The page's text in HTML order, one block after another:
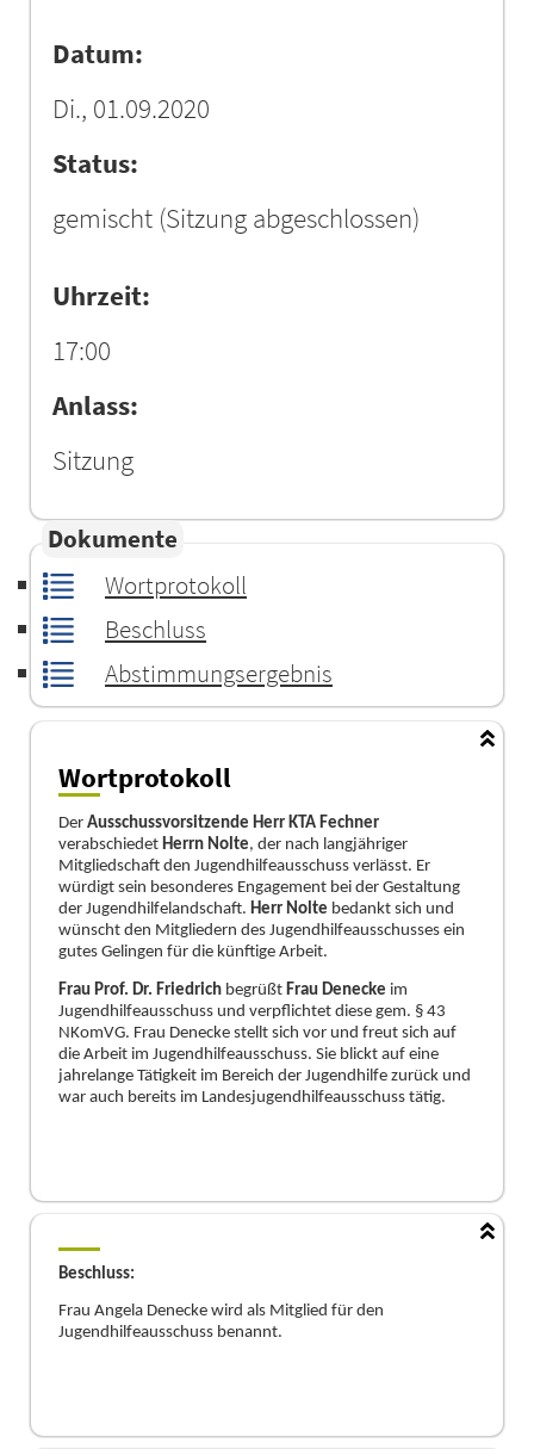
Datum:
Di., 01.09.2020
Status:
gemischt (Sitzung abgeschlossen)
Uhrzeit:
17:00
Anlass:
Sitzung
Dokumente
Wortprotokoll
Beschluss
Abstimmungsergebnis
Wortprotokoll
Der Ausschussvorsitzende Herr KTA Fechner
verabschiedet Herrn Nolte, der nach langjähriger
Mitgliedschaft den Jugendhilfeausschuss verlässt. Er
würdigt sein besonderes Engagement bei der Gestaltung
der Jugendhilfelandschaft. Herr Nolte bedankt sich und
wünscht den Mitgliedern des Jugendhilfeausschusses ein
gutes Gelingen für die künftige Arbeit.
Frau Prof. Dr. Friedrichbegrüßt Frau Denecke im
Jugendhilfeausschuss und verpflichtet diese gem. § 43
NKomVG. Frau Denecke stellt sich vor und freut sich auf
die Arbeit im Jugendhilfeausschuss. Sie blickt auf eine
jahrelange Tätigkeit im Bereich der Jugendhilfe zurück und
war auch bereits im Landesjugendhilfeausschuss tätig.
Beschluss:
Frau Angela Denecke wird als Mitglied für den
Jugendhilfeausschuss benannt.